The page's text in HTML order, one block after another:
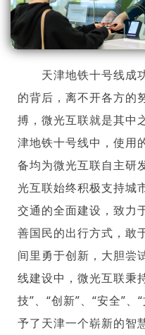
天津地铁十号线成
的背后，离不开各方的
搏，微光互联就是其中
津地铁十号线中，使用
备均为微光互联自主研
光互联始终积极支持城
交通的全面建设，致力
善国民的出行方式，敢
间里勇于创新，大胆尝
线建设中，微光互联秉
技”、“创新”、“安全”、
予了天津一个崭新的智